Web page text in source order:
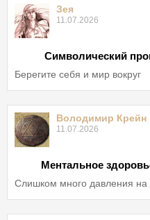
Зея
11.07.2026
Символический
Берегите себя и мир вокруг
Володимир Крейн
11.07.2026
Ментальное
Слишком много давления на